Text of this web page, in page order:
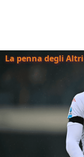
La penna degli Altri